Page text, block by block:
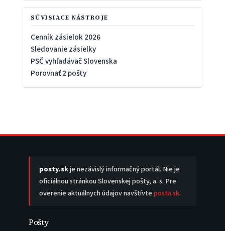
SÚVISIACE NÁSTROJE
Cenník zásielok 2026
Sledovanie zásielky
PSČ vyhľadávač Slovenska
Porovnať 2 pošty
posty.skje nezávislý informačný portál. Nie je
oficiálnou stránkou Slovenskej pošty, a. s. Pre
overenie aktuálnych údajov navštívteposta.sk.
Pošty